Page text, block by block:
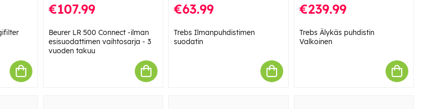
€107.99
Beurer LR 500 Connect -ilman
esisuodattimen vaihtosarja - 3
vuoden takuu
€63.99
Trebs Ilmanpuhdistimen
suodatin
€239.99
Trebs Älykäs puhdistin
Valkoinen